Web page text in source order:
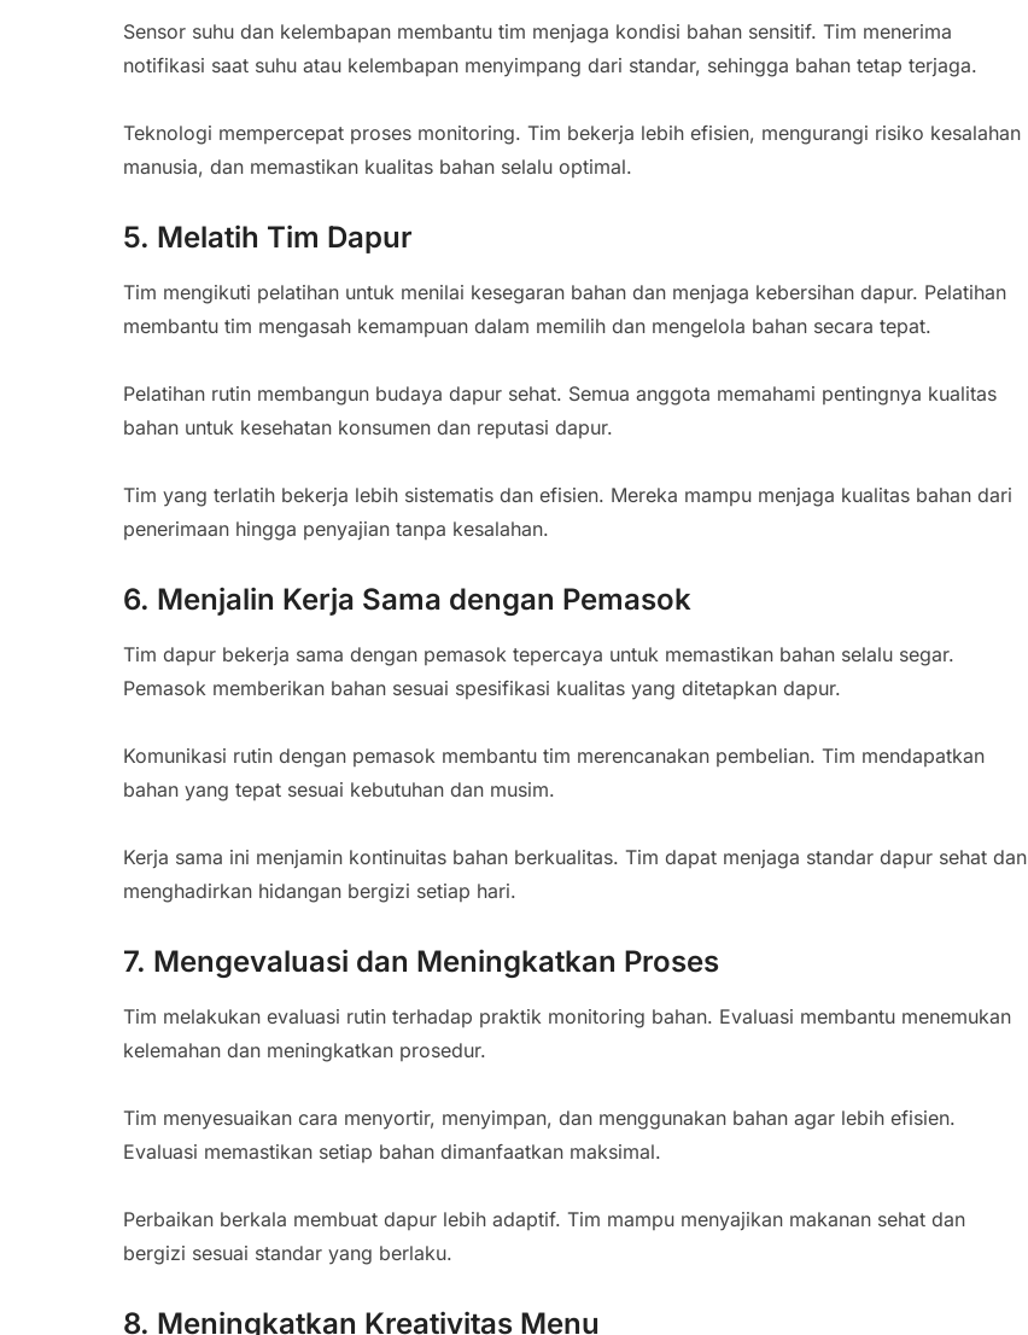
Sensor suhu dan kelembapan membantu tim menjaga kondisi bahan sensitif. Tim menerima
notifikasi saat suhu atau kelembapan menyimpang dari standar, sehingga bahan tetap terjaga.
Teknologi mempercepat proses monitoring. Tim bekerja lebih efisien, mengurangi risiko kesalahan
manusia, dan memastikan kualitas bahan selalu optimal.
5. Melatih Tim Dapur
Tim mengikuti pelatihan untuk menilai kesegaran bahan dan menjaga kebersihan dapur. Pelatihan
membantu tim mengasah kemampuan dalam memilih dan mengelola bahan secara tepat.
Pelatihan rutin membangun budaya dapur sehat. Semua anggota memahami pentingnya kualitas
bahan untuk kesehatan konsumen dan reputasi dapur.
Tim yang terlatih bekerja lebih sistematis dan efisien. Mereka mampu menjaga kualitas bahan dari
penerimaan hingga penyajian tanpa kesalahan.
6. Menjalin Kerja Sama dengan Pemasok
Tim dapur bekerja sama dengan pemasok tepercaya untuk memastikan bahan selalu segar.
Pemasok memberikan bahan sesuai spesifikasi kualitas yang ditetapkan dapur.
Komunikasi rutin dengan pemasok membantu tim merencanakan pembelian. Tim mendapatkan
bahan yang tepat sesuai kebutuhan dan musim.
Kerja sama ini menjamin kontinuitas bahan berkualitas. Tim dapat menjaga standar dapur sehat dan
menghadirkan hidangan bergizi setiap hari.
7. Mengevaluasi dan Meningkatkan Proses
Tim melakukan evaluasi rutin terhadap praktik monitoring bahan. Evaluasi membantu menemukan
kelemahan dan meningkatkan prosedur.
Tim menyesuaikan cara menyortir, menyimpan, dan menggunakan bahan agar lebih efisien.
Evaluasi memastikan setiap bahan dimanfaatkan maksimal.
Perbaikan berkala membuat dapur lebih adaptif. Tim mampu menyajikan makanan sehat dan
bergizi sesuai standar yang berlaku.
8. Meningkatkan Kreativitas Menu